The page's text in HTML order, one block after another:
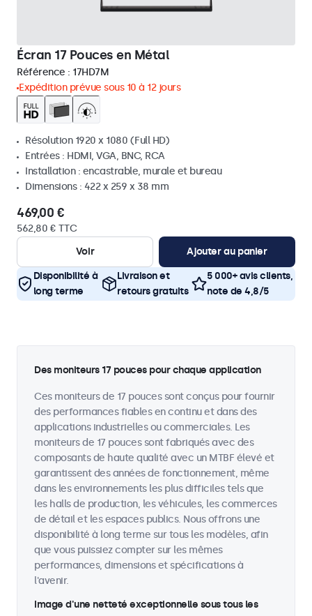
Écran 17 Pouces en Métal
Référence : 17HD7M
Expédition prévue sous 10 à 12 jours
Résolution 1920 x 1080 (Full HD)
Entrées : HDMI, VGA, BNC, RCA
Installation : encastrable, murale et bureau
Dimensions : 422 x 259 x 38 mm
469,00 €
562,80 € TTC
Voir
Ajouter au panier
Disponibilité à
long terme
Livraison et
retours gratuits
5 000+ avis clients,
note de 4,8/5
Des moniteurs 17 pouces pour chaque application
Ces moniteurs de 17 pouces sont conçus pour fournir
des performances fiables en continu et dans des
applications industrielles ou commerciales. Les
moniteurs de 17 pouces sont fabriqués avec des
composants de haute qualité avec un MTBF élevé et
garantissent des années de fonctionnement, même
dans les environnements les plus difficiles tels que
les halls de production, les véhicules, les commerces
de détail et les espaces publics. Nous offrons une
disponibilité à long terme sur tous les modèles, afin
que vous puissiez compter sur les mêmes
performances, dimensions et spécifications à
l'avenir.
Image d'une netteté exceptionnelle sous tous les